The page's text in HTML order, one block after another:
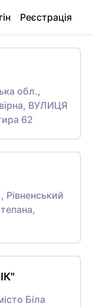
Реєстрація
обл.,
ВУЛИЦЯ
62
Рівненський
Біла